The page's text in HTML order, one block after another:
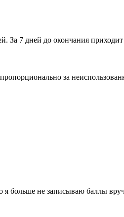
За 7 дней до окончания
пропорционально за
я больше не записываю баллы